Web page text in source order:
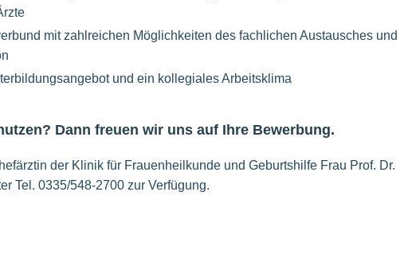
mit zahlreichen Möglichkeiten des fachlichen Austausches und
und ein kollegiales Arbeitsklima
Dann freuen wir uns auf Ihre Bewerbung.
der Klinik für Frauenheilkunde und Geburtshilfe Frau Prof. Dr.
Tel. 0335/548-2700 zur Verfügung.